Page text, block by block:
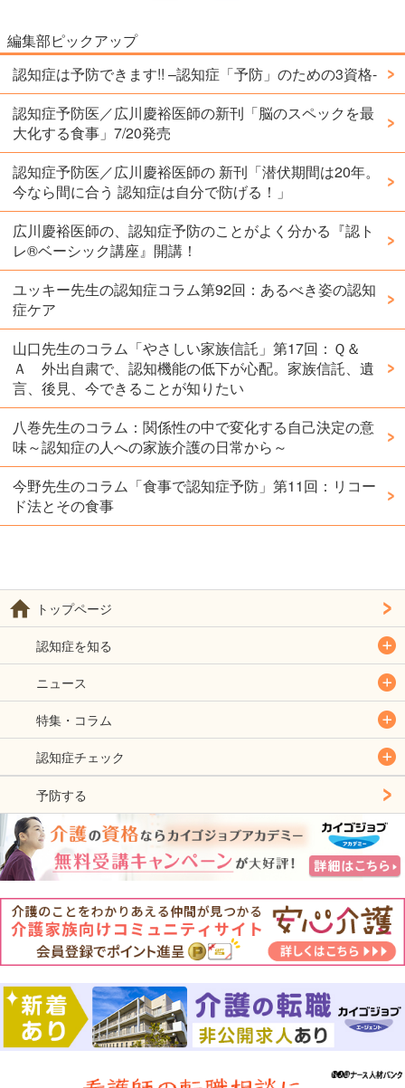
編集部ピックアップ
認知症は予防できます!! –認知症「予防」のための3資格-
認知症予防医／広川慶裕医師の新刊「脳のスペックを最
大化する食事」7/20発売
認知症予防医／広川慶裕医師の 新刊「潜伏期間は20年。
今なら間に合う 認知症は自分で防げる！」
広川慶裕医師の、認知症予防のことがよく分かる『認ト
レ®️ベーシック講座』開講！
ユッキー先生の認知症コラム第92回：あるべき姿の認知
症ケア
山口先生のコラム「やさしい家族信託」第17回：Ｑ＆
Ａ 外出自粛で、認知機能の低下が心配。家族信託、遺
言、後見、今できることが知りたい
八巻先生のコラム：関係性の中で変化する自己決定の意
味～認知症の人への家族介護の日常から～
今野先生のコラム「食事で認知症予防」第11回：リコー
ド法とその食事
トップページ
認知症を知る
ニュース
特集・コラム
認知症チェック
予防する